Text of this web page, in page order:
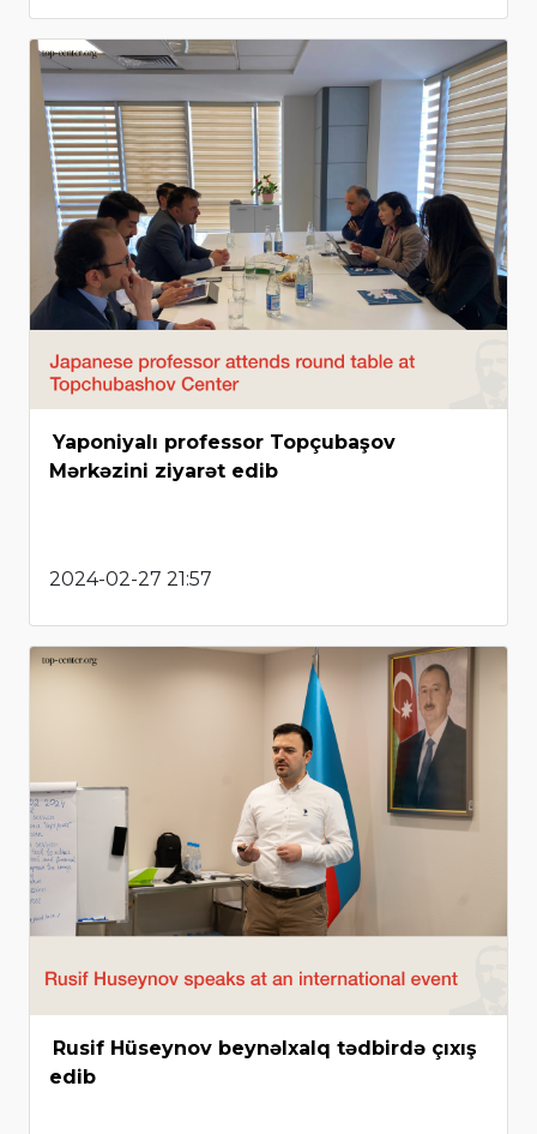
Yaponiyalı professor Topçubaşov
Mərkəzini ziyarət edib
2024-02-27 21:57
Rusif Hüseynov beynəlxalq tədbirdə çıxış
edib